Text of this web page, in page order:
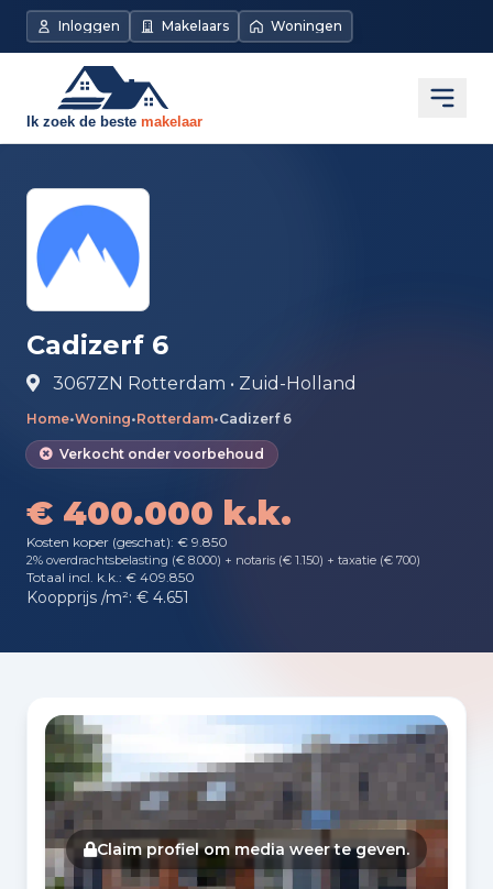
Direct naar de inhoud
Inloggen Makelaars Woningen
Cadizerf 6
3067ZN Rotterdam • Zuid-Holland
Home•Woning•Rotterdam•Cadizerf 6
Verkocht onder voorbehoud
€ 400.000 k.k.
Kosten koper (geschat): € 9.850
2% overdrachtsbelasting (€ 8.000) + notaris (€ 1.150) + taxatie (€ 700)
Totaal incl. k.k.: € 409.850
Koopprijs /m²: € 4.651
Fotogalerij
Claim profiel om media weer te geven.